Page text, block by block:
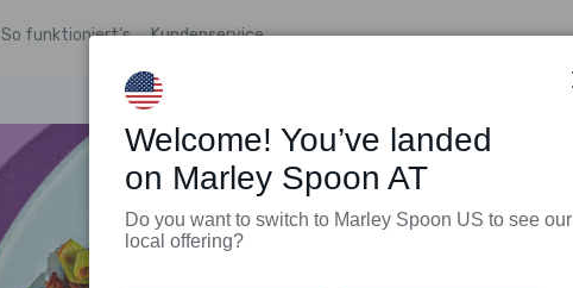
So funktioniert’s Kundenservice
Welcome! You’ve landed
on Marley Spoon AT
Do you want to switch to Marley Spoon US to see our
local offering?